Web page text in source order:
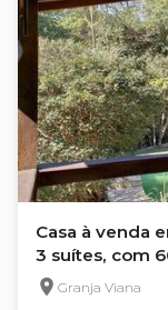
Casa à venda
3 suítes, com
Granja Viana